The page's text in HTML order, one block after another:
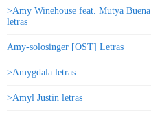
>Amy Winehouse feat. Mutya Buena
letras
Amy-solosinger [OST] Letras
>Amygdala letras
>Amyl Justin letras